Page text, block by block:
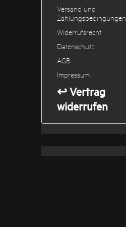
Versand und
Zahlungsbedingungen
Widerrufsrecht
Datenschutz
AGB
Impressum
↩ Vertrag
widerrufen